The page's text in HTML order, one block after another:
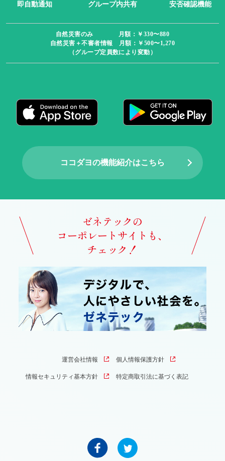
即自動通知 グループ内共有 安否確認機能
自然災害のみ 月額：￥330〜880
自然災害＋不審者情報 月額：￥500〜1,270
（グループ定員数により変動）
ココダヨの機能紹介はこちら
ゼネテックの
コーポレートサイトも、
チェック！
運営会社情報 個人情報保護方針
情報セキュリティ基本方針 特定商取引法に基づく表記